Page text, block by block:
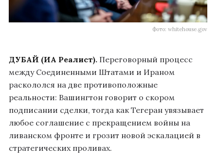
Фото: whitehouse.gov
ДУБАЙ (ИА Реалист). Переговорный процесс
между Соединенными Штатами и Ираном
раскололся на две противоположные
реальности: Вашингтон говорит о скором
подписании сделки, тогда как Тегеран увязывает
любое соглашение с прекращением войны на
ливанском фронте и грозит новой эскалацией в
стратегических проливах.